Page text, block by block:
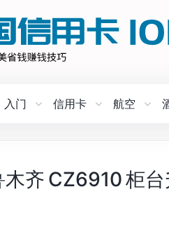
入门 信用卡 航空
齐 CZ6910 柜